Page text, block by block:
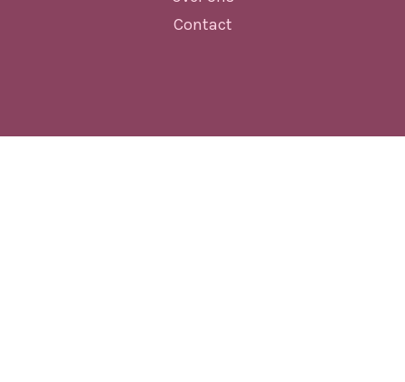
Contact